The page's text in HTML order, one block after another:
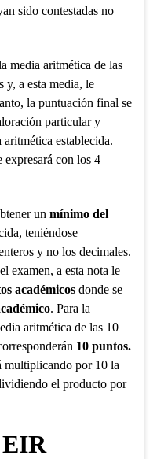
sido contestadas no
media aritmética de las
y, a esta media, le
la puntuación final se
particular y
establecida.
expresará con los 4
un mínimo del
teniéndose
y no los decimales.
examen, a esta nota le
académicosdonde se
. Para la
aritmética de las 10
10 puntos.
multiplicando por 10 la
el producto por
EIR